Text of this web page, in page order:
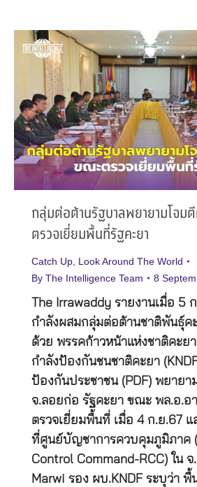
กลุ่มต่อต้านรัฐบาลพยายามโจม
ตรวจเยี่ยมพื้นที่รัฐคะยา
Catch Up Look Around The World
By The Intelligence Team 8
The Irrawaddy รายงานเมื่อ 5
กำลังผสมกลุ่มต่อต้านชาติพันธุ์ค
ด้วย พรรคก้าวหน้าแห่งชาติคะย
กำลังป้องกันชนชาติคะยา
ป้องกันประชาชน (PDF) พยายา
จ.ลอยก่อ รัฐคะยา ขณะ พล.อ.อ
ตรวจเยี่ยมพื้นที่ เมื่อ 4 ก.ย.67
ที่ศูนย์บัญชาการควบคุมภูมิภาค
Control Command-RCC) ใน
Marwi รอง ผบ.KNDF ระบุว่า พื้